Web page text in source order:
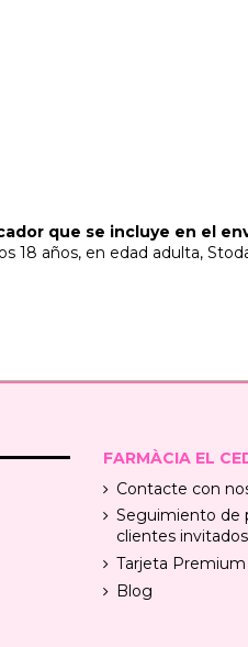
que se incluye en el
18 años, en edad adulta,
FARMÀCIA EL
Contacte con
Seguimiento de
clientes invitados
Tarjeta Premium
Blog